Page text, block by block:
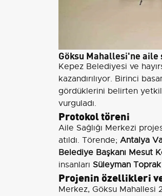
Göksu Mahallesi'ne aile
Kepez Belediyesi ve
kazandırılıyor. Birinci
gördüklerini belirten
vurguladı.
Protokol töreni
Aile Sağlığı Merkezi
atıldı. Törende; Antalya
Belediye Başkanı Mesut
insanları Süleyman Toprak
Projenin özellikleri
Merkez, Göksu Mahallesi